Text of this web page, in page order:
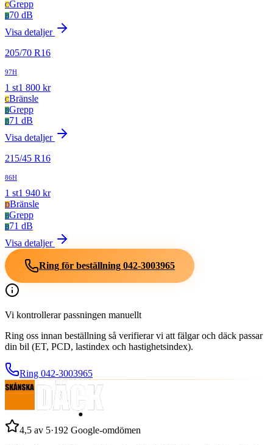
CGrepp
B70 dB
Visa detaljer
205/70 R16
97H
1 st1 800 kr
CBränsle
BGrepp
B71 dB
Visa detaljer
215/45 R16
86H
1 st1 940 kr
DBränsle
BGrepp
B71 dB
Visa detaljer
Ring för beställning 042-3003965
Vi kontrollerar passningen manuellt
Ring oss innan beställning så verifierar vi att fälgar och däck passar
din bil (ET, PCD, lastindex och hastighetsindex).
Ring 042-3003965
4,5 av 5·192 Google-omdömen